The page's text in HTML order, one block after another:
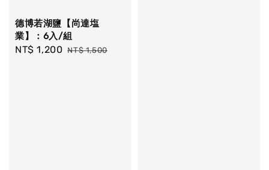
德博若湖鹽【尚達塩
業】：6入/組
Sale
NT$ 1,200 Regular
NT$ 1,500